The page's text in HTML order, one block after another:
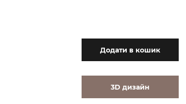
Додати в кошик
3D дизайн